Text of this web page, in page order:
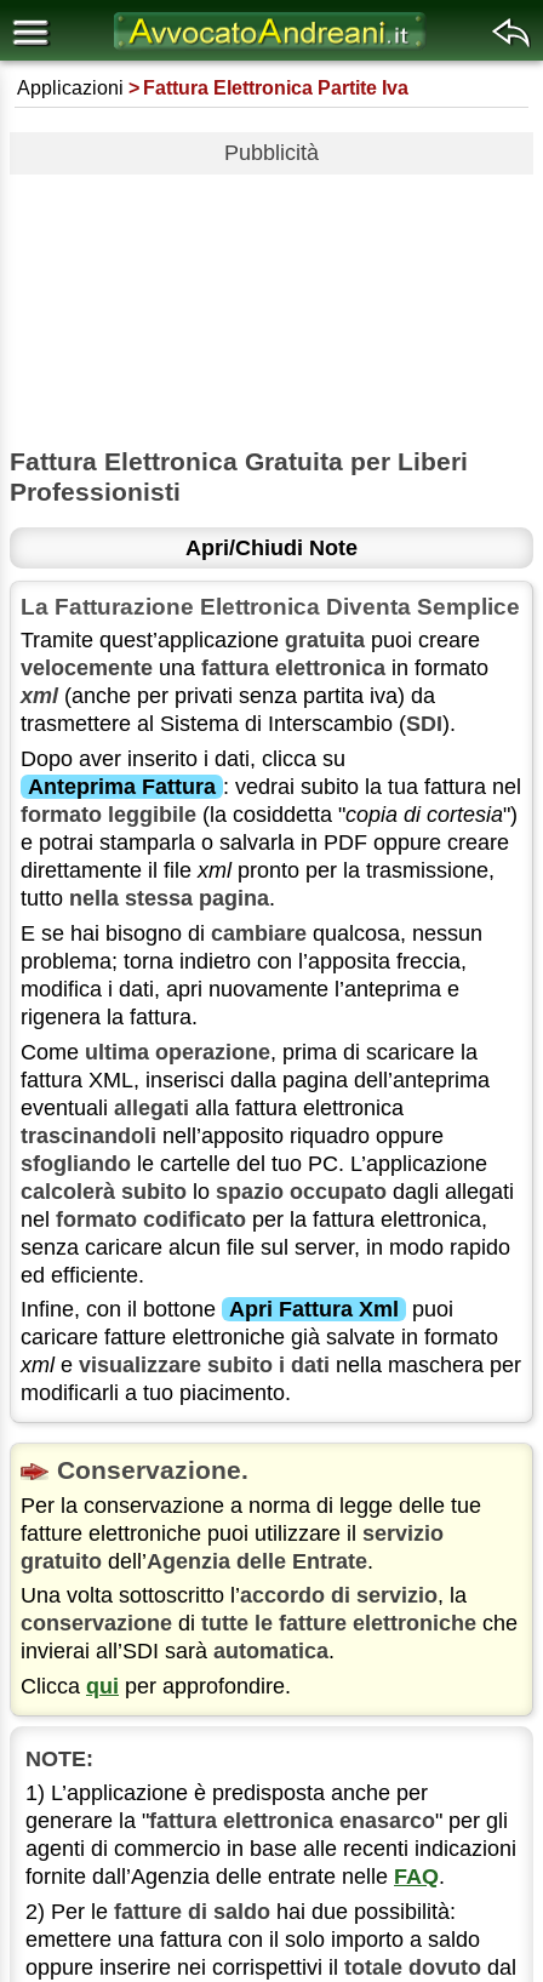
Applicazioni Fattura Elettronica Partite Iva
Pubblicità
Fattura Elettronica Gratuita per Liberi
Professionisti
Apri/Chiudi Note
La Fatturazione Elettronica Diventa Semplice
Tramite quest’applicazione gratuita puoi creare
velocemente una fattura elettronica in formato
xml(anche per privati senza partita iva) da
trasmettere al Sistema di Interscambio (SDI).
Dopo aver inserito i dati, clicca su
Anteprima Fattura : vedrai subito la tua fattura nel
formato leggibile (la cosiddetta "copia di cortesia")
e potrai stamparla o salvarla in PDF oppure creare
direttamente il filexmlpronto per la trasmissione,
tutto nella stessa pagina.
E se hai bisogno di cambiare qualcosa, nessun
problema; torna indietro con l’apposita freccia,
modifica i dati, apri nuovamente l’anteprima e
rigenera la fattura.
Come ultima operazione, prima di scaricare la
fattura XML, inserisci dalla pagina dell’anteprima
eventuali allegati alla fattura elettronica
trascinandoli nell’apposito riquadro oppure
sfogliando le cartelle del tuo PC. L’applicazione
calcolerà subito lo spazio occupato dagli allegati
nel formato codificato per la fattura elettronica,
senza caricare alcun file sul server, in modo rapido
ed efficiente.
Infine, con il bottone Apri Fattura Xml
puoi
caricare fatture elettroniche già salvate in formato
xmle visualizzare subito i dati nella maschera per
modificarli a tuo piacimento.
Conservazione.
Per la conservazione a norma di legge delle tue
fatture elettroniche puoi utilizzare il servizio
gratuito dell’Agenzia delle Entrate.
Una volta sottoscritto l’accordo di servizio, la
conservazione di tutte le fatture elettroniche che
invierai all’SDI sarà automatica.
Clicca qui per approfondire.
NOTE:
1) L’applicazione è predisposta anche per
generare la "fattura elettronica enasarco" per gli
agenti di commercio in base alle recenti indicazioni
fornite dall’Agenzia delle entrate nelle FAQ.
2) Per le fatture di saldo hai due possibilità:
emettere una fattura con il solo importo a saldo
oppure inserire nei corrispettivi il totale dovuto dal